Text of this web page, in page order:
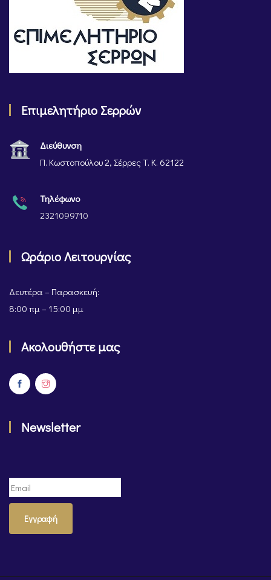
Επιμελητήριο Σερρών
Διεύθυνση
Π. Κωστοπούλου 2, Σέρρες Τ. Κ. 62122
Τηλέφωνο
2321099710
Ωράριο Λειτουργίας
Δευτέρα – Παρασκευή:
8:00 πμ – 15:00 μμ
Ακολουθήστε μας
Newsletter
Εγγραφή